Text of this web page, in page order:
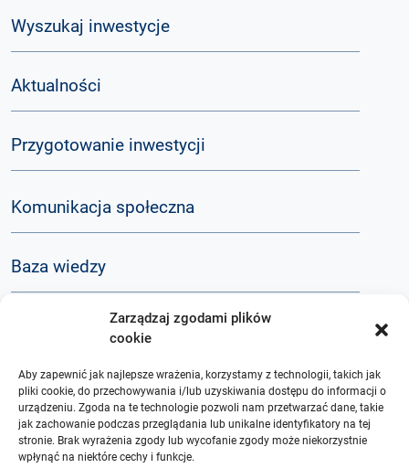
Zarządzaj zgodami plików
cookie
Aby zapewnić jak najlepsze wrażenia, korzystamy z technologii, takich jak
pliki cookie, do przechowywania i/lub uzyskiwania dostępu do informacji o
urządzeniu. Zgoda na te technologie pozwoli nam przetwarzać dane, takie
jak zachowanie podczas przeglądania lub unikalne identyfikatory na tej
stronie. Brak wyrażenia zgody lub wycofanie zgody może niekorzystnie
wpłynąć na niektóre cechy i funkcje.
Wyszukaj inwestycje
Aktualności
Przygotowanie inwestycji
Komunikacja społeczna
Baza wiedzy
O nas